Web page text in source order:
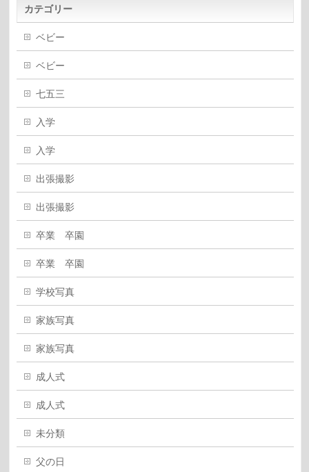
カテゴリー
ベビー
ベビー
七五三
入学
入学
出張撮影
出張撮影
卒業 卒園
卒業 卒園
学校写真
家族写真
家族写真
成人式
成人式
未分類
父の日